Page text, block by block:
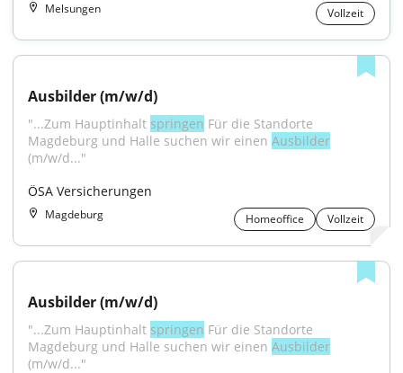
Melsungen Vollzeit
Ausbilder (m/w/d)
"...Zum Hauptinhalt springen Für die Standorte
Magdeburg und Halle suchen wir einen Ausbilder
(m/w/d..."
ÖSA Versicherungen
Magdeburg Homeoffice Vollzeit
Ausbilder (m/w/d)
"...Zum Hauptinhalt springen Für die Standorte
Magdeburg und Halle suchen wir einen Ausbilder
(m/w/d..."